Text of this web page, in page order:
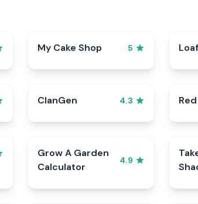
My Cake Shop 5
ClanGen 4.3
Grow A Garden
Calculator
4.9